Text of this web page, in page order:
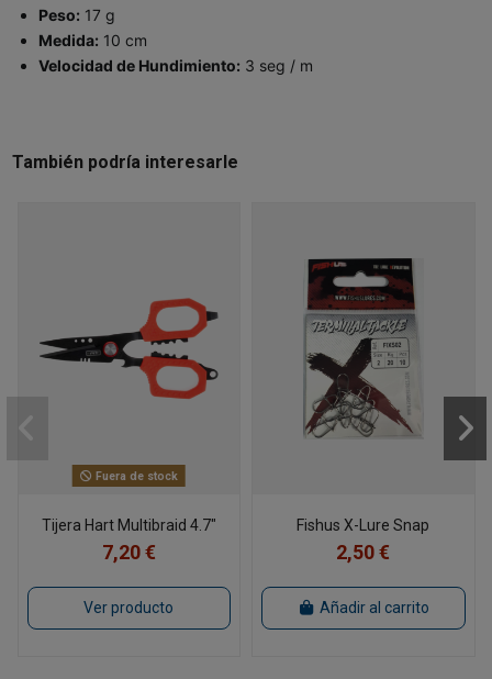
Peso: 17 g
Medida: 10 cm
Velocidad de Hundimiento: 3 seg / m
También podría interesarle
Fuera de stock
Tijera Hart Multibraid 4.7"
7,20 €
Ver producto
Fishus X-Lure Snap
2,50 €
Añadir al carrito